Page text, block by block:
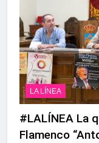
LA LÍNEA
#LALÍNEA La
Flamenco